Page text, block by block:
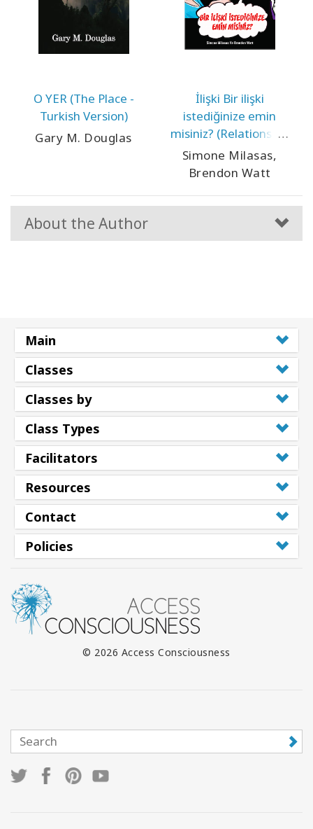
O YER (The Place -
Turkish Version)
Gary M. Douglas
İlişki Bir ilişki
istediğinize emin
misiniz? (Relationship
Are You Sure You
Want One - Turkish
Simone Milasas,
Brendon Watt
About the Author
Main
Classes
Classes by
Class Types
Facilitators
Resources
Contact
Policies
© 2026 Access Consciousness